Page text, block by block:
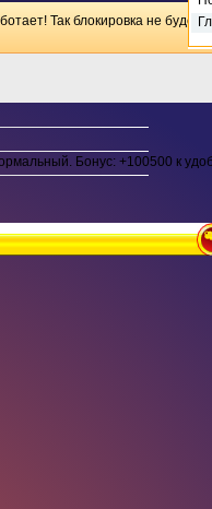
Так блокировка не будет
Бонус: +100500 к